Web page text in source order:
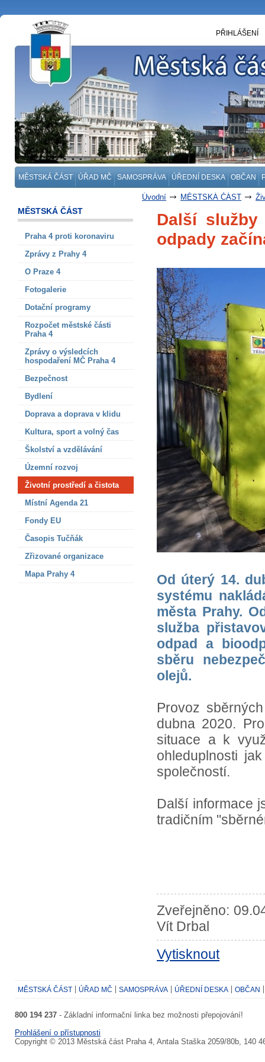
MĚSTSKÁ ČÁST ÚŘAD MČ SAMOSPRÁVA ÚŘEDNÍ DESKA OBČAN
PŘIHLÁŠENÍ
Úvodní MĚSTSKÁ ČÁST
MĚSTSKÁ ČÁST
Praha 4 proti koronaviru
Zprávy z Prahy 4
O Praze 4
Fotogalerie
Dotační programy
Rozpočet městské části
Praha 4
Zprávy o výsledcích
hospodaření MČ Praha 4
Bezpečnost
Bydlení
Doprava a doprava v klidu
Kultura, sport a volný čas
Školství a vzdělávání
Územní rozvoj
Životní prostředí a čistota
Místní Agenda 21
Fondy EU
Časopis Tučňák
Zřizované organizace
Mapa Prahy 4
Další
odpady
Od úterý 14.
systému
města Prahy.
služba
odpad a
sběru
olejů.
Provoz
dubna 2020.
situace a k
ohleduplnosti
společností.
Další informace
tradičním
Zveřejněno:
Vít Drbal
Vytisknout
MĚSTSKÁ ČÁST ÚŘAD MČ SAMOSPRÁVA ÚŘEDNÍ DESKA OBČAN
800 194 237 - Základní informační linka bez možnosti přepojování!
Prohlášení o přístupnosti
Copyright © 2013 Městská část Praha 4, Antala Staška 2059/80b, 140